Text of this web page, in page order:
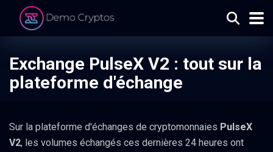
Exchange PulseX V2 : tout sur la
plateforme d'échange
Sur la plateforme d'échanges de cryptomonnaies PulseX
V2, les volumes échangés ces dernières 24 heures ont